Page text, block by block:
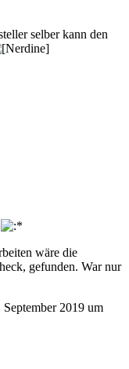
selber kann den
wäre die
gefunden. War nur
September 2019 um